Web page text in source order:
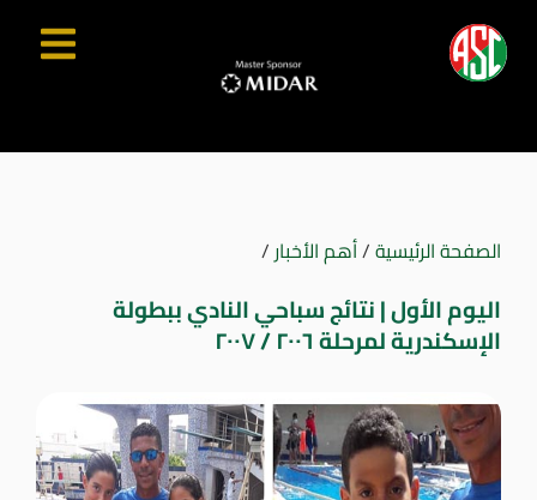
الصفحة الرئيسية/أهم الأخبار/
اليوم الأول | نتائج سباحي النادي ببطولة
الإسكندرية لمرحلة ٢٠٠٦ / ٢٠٠٧